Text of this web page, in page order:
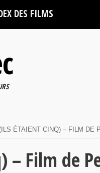
DES FILMS
ÉTAIENT CINQ) – FILM DE
– Film de